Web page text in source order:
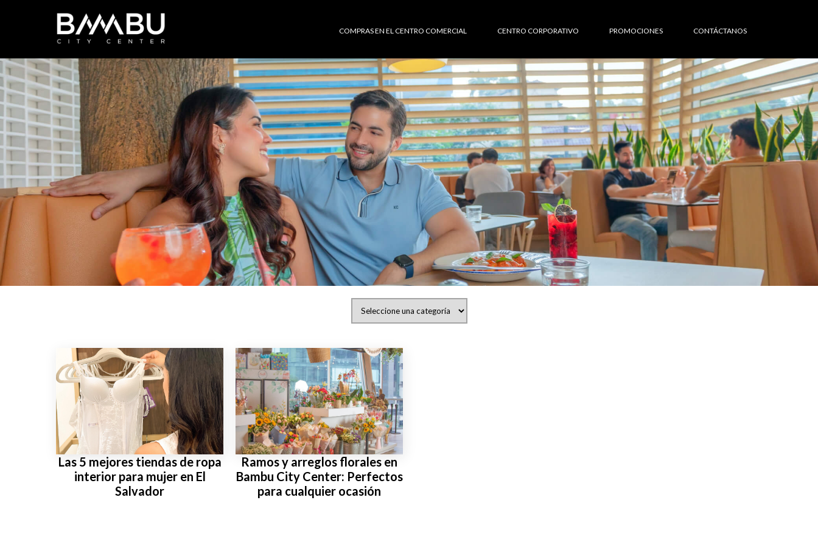
COMPRAS EN EL CENTRO COMERCIAL CENTRO CORPORATIVO PROMOCIONES CONTÁCTANOS
Las 5 mejores tiendas de ropa
interior para mujer en El
Salvador
Ramos y arreglos florales en
Bambu City Center: Perfectos
para cualquier ocasión